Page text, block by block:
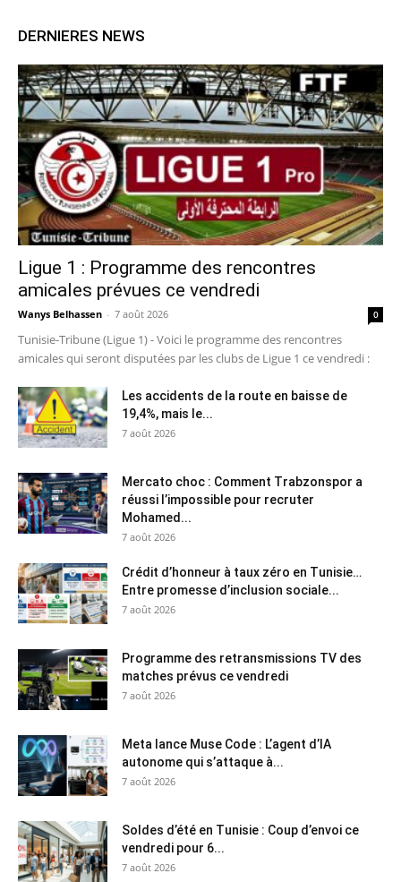
DERNIERES NEWS
Ligue 1 : Programme des rencontres
amicales prévues ce vendredi
Wanys Belhassen - 7 août 2026 0
Tunisie-Tribune (Ligue 1) - Voici le programme des rencontres
amicales qui seront disputées par les clubs de Ligue 1 ce vendredi :
Les accidents de la route en baisse de
19,4%, mais le...
7 août 2026
Mercato choc : Comment Trabzonspor a
réussi l’impossible pour recruter
Mohamed...
7 août 2026
Crédit d’honneur à taux zéro en Tunisie…
Entre promesse d’inclusion sociale...
7 août 2026
Programme des retransmissions TV des
matches prévus ce vendredi
7 août 2026
Meta lance Muse Code : L’agent d’IA
autonome qui s’attaque à...
7 août 2026
Soldes d’été en Tunisie : Coup d’envoi ce
vendredi pour 6...
7 août 2026